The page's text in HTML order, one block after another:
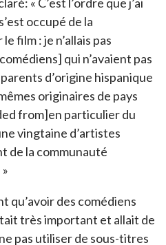
occupé de la
film : je n’allais pas
qui n’avaient pas
d’origine hispanique
originaires de pays
from]en particulier du
vingtaine d’artistes
de la communauté
qu’avoir des comédiens
très important et allait de
pas utiliser de sous-titres